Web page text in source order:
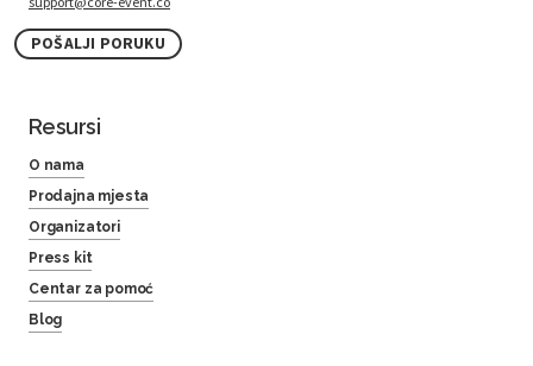
POŠALJI PORUKU
Resursi
O nama
Prodajna mjesta
Organizatori
Press kit
Centar za pomoć
Blog